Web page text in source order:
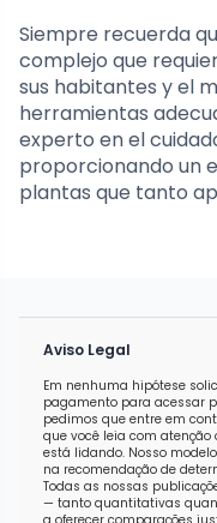
Siempre recuerda
complejo que
sus habitantes y el
herramientas
experto en el
proporcionando un
plantas que tanto
Aviso Legal
Em nenhuma hipótese
pagamento para acessar
pedimos que entre em
que você leia com atenção
está lidando. Nosso
na recomendação de
Todas as nossas
— tanto quantitativas